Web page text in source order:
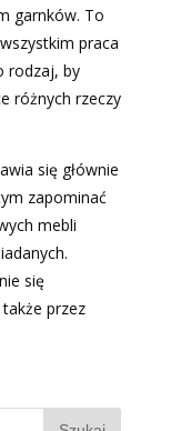
garnków. To
praca
rodzaj, by
różnych rzeczy
się głównie
zapominać
mebli
się
przez